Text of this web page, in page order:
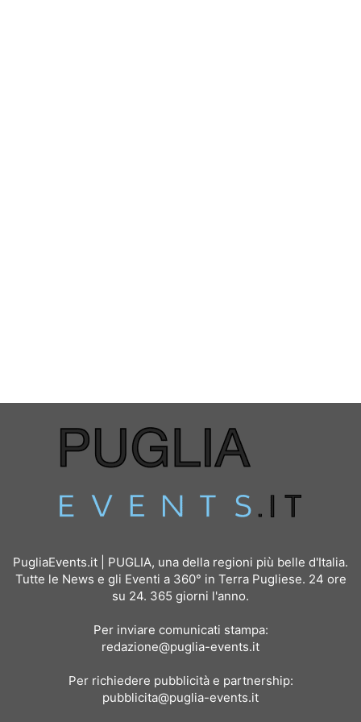
PugliaEvents.it | PUGLIA, una della regioni più belle d'Italia.
Tutte le News e gli Eventi a 360° in Terra Pugliese. 24 ore
su 24. 365 giorni l'anno.
Per inviare comunicati stampa:
redazione@puglia-events.it
Per richiedere pubblicità e partnership:
pubblicita@puglia-events.it